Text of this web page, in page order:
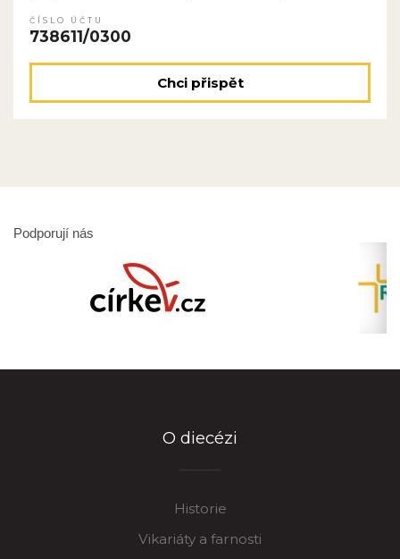
ČÍSLO ÚČTU
738611/0300
Chci přispět
Podporují nás
O diecézi
Historie
Vikariáty a farnosti